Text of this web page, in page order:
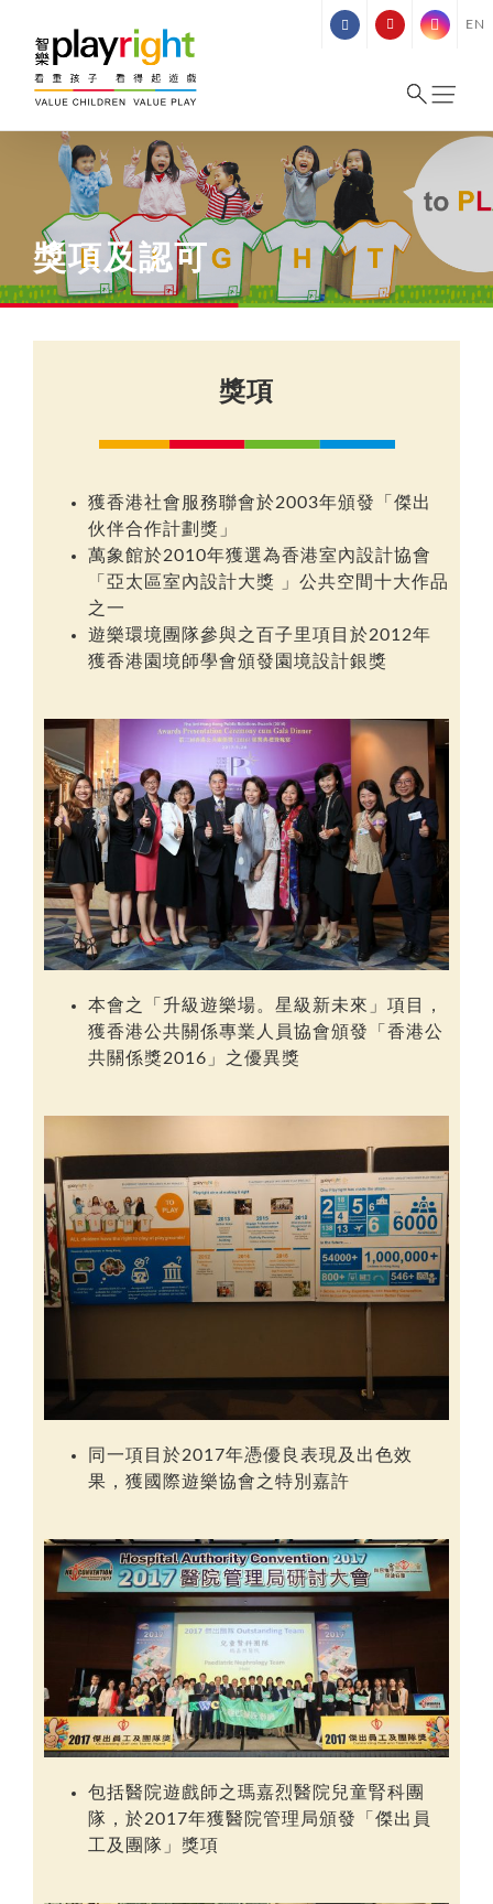
content
EN
獎項及認可
獎項
獲香港社會服務聯會於2003年頒發「傑出
伙伴合作計劃獎」
萬象館於2010年獲選為香港室內設計協會
「亞太區室內設計大獎 」公共空間十大作品
之一
遊樂環境團隊參與之百子里項目於2012年
獲香港園境師學會頒發園境設計銀獎
本會之「升級遊樂場。星級新未來」項目，
獲香港公共關係專業人員協會頒發
「香港公
共關係獎2016」 之優異獎
同一項目於2017年憑優良表現及出色效
果，獲國際遊樂協會之特別嘉許
包括醫院遊戲師之瑪嘉烈醫院兒童腎科團
隊，於2017年獲醫院管理局頒發「 傑出員
工及團隊 」獎項